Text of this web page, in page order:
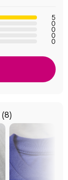
(8)
5
0
0
0
0